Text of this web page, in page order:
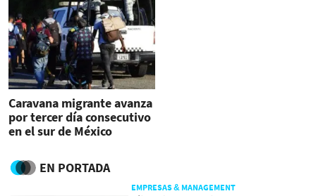
Caravana migrante avanza
por tercer día consecutivo
en el sur de México
EN PORTADA
EMPRESAS & MANAGEMENT